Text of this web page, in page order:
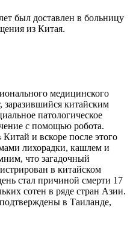
был доставлен в больницу
из Китая.
медицинского
заразившийся китайским
патологическое
с помощью робота.
и вскоре после этого
лихорадки, кашлем и
что загадочный
в китайском
стал причиной смерти 17
сотен в ряде стран Азии.
в Таиланде,